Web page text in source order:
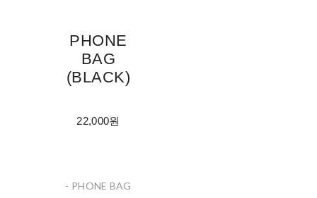
PHONE
BAG
(BLACK)
22,000원
- PHONE BAG